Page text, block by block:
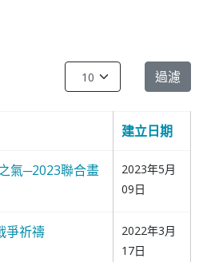
每頁顯示條數 過濾
建立日期
氣─2023聯合畫
2023年5月
09日
爭祈禱
2022年3月
17日